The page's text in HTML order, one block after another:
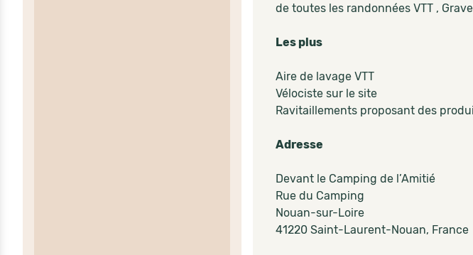
de toutes les randonnées VTT ,
Les plus
Aire de lavage VTT
Vélociste sur le site
Ravitaillements proposant des
Adresse
Devant le Camping de l’Amitié
Rue du Camping
Nouan-sur-Loire
41220 Saint-Laurent-Nouan, France